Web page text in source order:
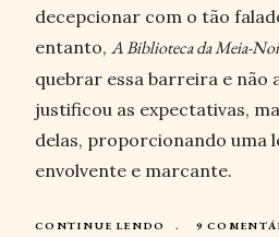
decepcionar com o tão
entanto, A Biblioteca da Meia-
quebrar essa barreira e não
justificou as expectativas,
delas, proporcionando uma
envolvente e marcante.
CONTINUE LENDO 9